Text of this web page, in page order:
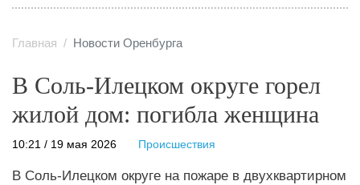
Главная Новости Оренбурга
В Соль-Илецком округе горел
жилой дом: погибла женщина
10:21 / 19 мая 2026 Происшествия
В Соль-Илецком округе на пожаре в двухквартирном